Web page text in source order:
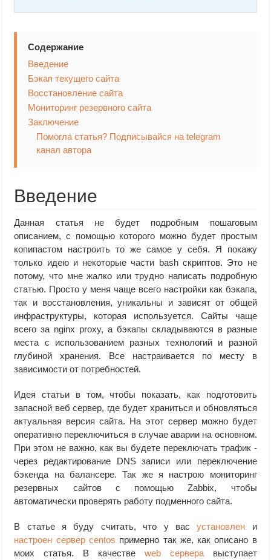
Содержание
Введение
Бэкап текущего сайта
Восстановление сайта
Мониторинг резервного сайта
Заключение
Помогла статья? Подписывайся на telegram
канал автора
Введение
Данная статья не будет подробным пошаговым
описанием, с помощью которого можно будет простым
копипастом настроить то же самое у себя. Я покажу
только идею и некоторые части bash скриптов. Это не
потому, что мне жалко или трудно написать подробную
статью. Просто у меня чаще всего настройки как бэкапа,
так и восстановления, уникальны и зависят от общей
инфраструктуры, которая используется. Сайты чаще
всего за nginx proxy, а бэкапы складываются в разные
места с использованием разных технологий и разной
глубиной хранения. Все настраивается по месту в
зависимости от потребностей.
Идея статьи в том, чтобы показать, как подготовить
запасной веб сервер, где будет храниться и обновляться
актуальная версия сайта. На этот сервер можно будет
оперативно переключиться в случае аварии на основном.
При этом не важно, как вы будете переключать трафик -
через редактирование DNS записи или переключение
бэкенда на балансере. Так же я настрою мониторинг
резервных сайтов с помощью Zabbix, чтобы
автоматически проверять работу подменного сайта.
В статье я буду считать, что у васустановлен и
настроен сервер centos примерно так же, как описано в
моих статья. В качестве web серверавыступает